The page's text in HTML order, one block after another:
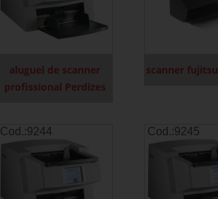
aluguel de scanner
profissional Perdizes
scanner
Cod.:9244 Cod.:9245